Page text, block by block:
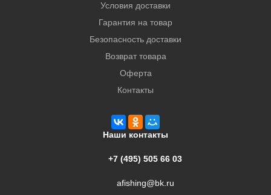
Условия доставки
Гарантия на товар
Безопасность доставки
Возврат товара
Оферта
Контакты
Наши контакты
+7 (495) 505 66 03
afishing@bk.ru